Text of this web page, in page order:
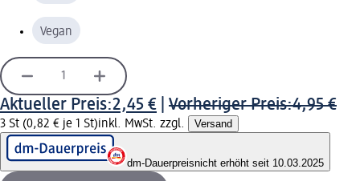
Vegan
Aktueller Preis:2,45 € Vorheriger Preis:4,95 €
3 St (0,82 € je 1 St)inkl. MwSt. zzgl. Versand
dm-Dauerpreisnicht erhöht seit 10.03.2025